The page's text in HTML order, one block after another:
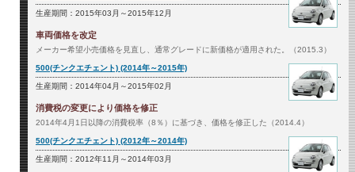
生産期間：2015年03月～2015年12月
車両価格を改定
メーカー希望小売価格を見直し、通常グレードに新価格が適用された。（2015.3）
500(チンクエチェント) (2014年～2015年)
生産期間：2014年04月～2015年02月
消費税の変更により価格を修正
2014年4月1日以降の消費税率（8％）に基づき、価格を修正した（2014.4）
500(チンクエチェント) (2012年～2014年)
生産期間：2012年11月～2014年03月